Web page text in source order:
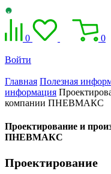
0 0
Войти
Главная Полезная
информация
компании ПНЕВМАКС
Проектирование и
ПНЕВМАКС
Проектирование